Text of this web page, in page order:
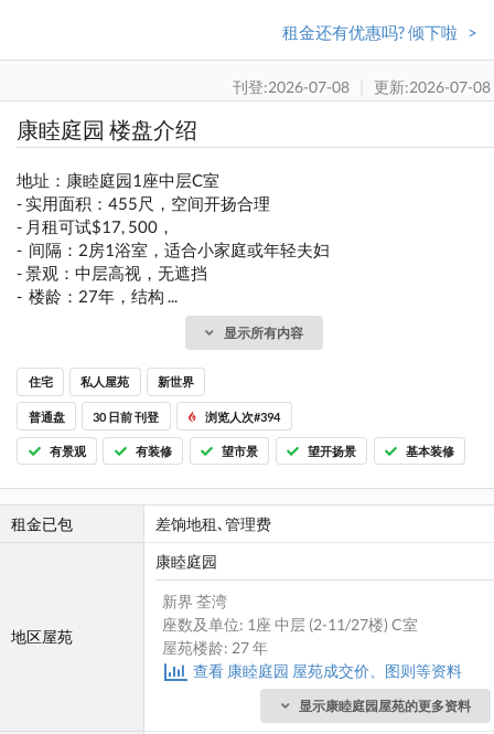
租金还有优惠吗? 倾下啦 >
刊登:2026-07-08 | 更新:2026-07-08
康睦庭园 楼盘介绍
地址：康睦庭园1座中层C室
- 实用面积：455尺，空间开扬合理
- 月租可试$17, 500，
- ️ 间隔：2房1浴室，适合小家庭或年轻夫妇
- 景观：中层高视，无遮挡
- ️ 楼龄：27年，结构 ...
显示所有内容
住宅 私人屋苑 新世界
普通盘 30 日前 刊登 浏览人次#394
有景观 有装修 望市景 望开扬景 基本装修
租金已包 差饷地租､管理费
地区屋苑
康睦庭园
新界 荃湾
座数及单位: 1座 中层 (2-11/27楼) C室
屋苑楼龄: 27 年
查看 康睦庭园 屋苑成交价、图则等资料
显示康睦庭园屋苑的更多资料